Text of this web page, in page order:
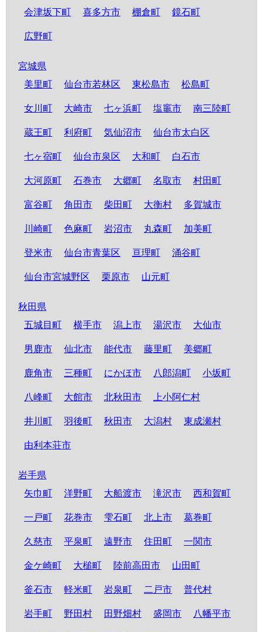
会津坂下町 喜多方市 棚倉町 鏡石町
広野町
宮城県
美里町
仙台市若林区 東松島市 松島町
女川町 大崎市 七ヶ浜町 塩竈市 南三陸町
蔵王町 利府町 気仙沼市 仙台市太白区
七ヶ宿町 仙台市泉区 大和町 白石市
大河原町 石巻市 大郷町 名取市 村田町
富谷町 角田市 柴田町 大衡村 多賀城市
川崎町 色麻町 岩沼市 丸森町 加美町
登米市 仙台市青葉区 亘理町 涌谷町
仙台市宮城野区 栗原市 山元町
秋田県
五城目町
横手市 潟上市 湯沢市 大仙市
男鹿市 仙北市 能代市 藤里町 美郷町
鹿角市 三種町 にかほ市 八郎潟町 小坂町
八峰町 大館市 北秋田市 上小阿仁村
井川町 羽後町 秋田市 大潟村 東成瀬村
由利本荘市
岩手県
矢巾町
洋野町 大船渡市 滝沢市 西和賀町
一戸町 花巻市 雫石町 北上市 葛巻町
久慈市 平泉町 遠野市 住田町 一関市
金ケ崎町 大槌町 陸前高田市 山田町
釜石市 軽米町 岩泉町 二戸市 普代村
岩手町 野田村 田野畑村 盛岡市 八幡平市